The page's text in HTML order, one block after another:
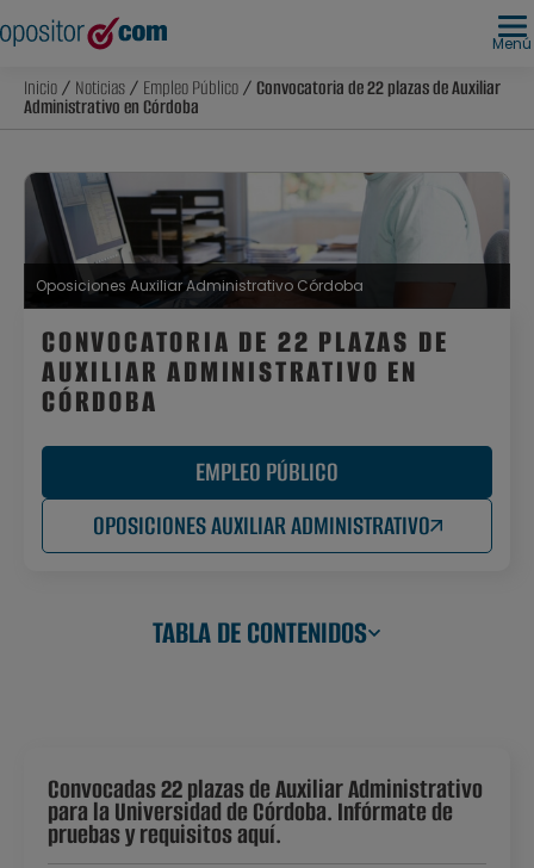
Menú
Inicio/ Noticias/ Empleo Público/ Convocatoria de 22 plazas de Auxiliar
Administrativo en Córdoba
Oposiciones Auxiliar Administrativo Córdoba
CONVOCATORIA DE 22 PLAZAS DE
AUXILIAR ADMINISTRATIVO EN
CÓRDOBA
EMPLEO PÚBLICO
OPOSICIONES AUXILIAR ADMINISTRATIVO
TABLA DE CONTENIDOS
Convocadas 22 plazas de Auxiliar Administrativo
para la Universidad de Córdoba. Infórmate de
pruebas y requisitos aquí.